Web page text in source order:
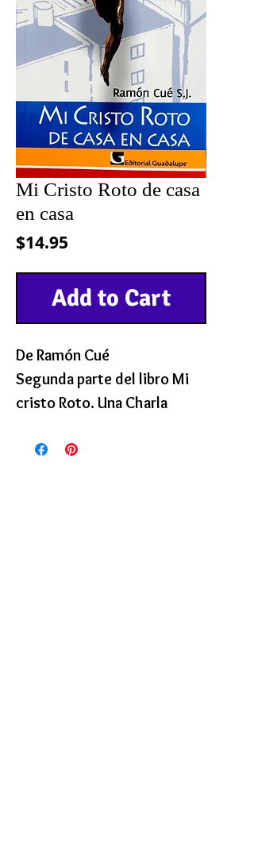
Mi Cristo Roto de casa
en casa
$14.95
Add to Cart
De Ramón Cué
Segunda parte del libro Mi
cristo Roto. Una Charla
152 páginas. 7 1/2 por 5 1/2